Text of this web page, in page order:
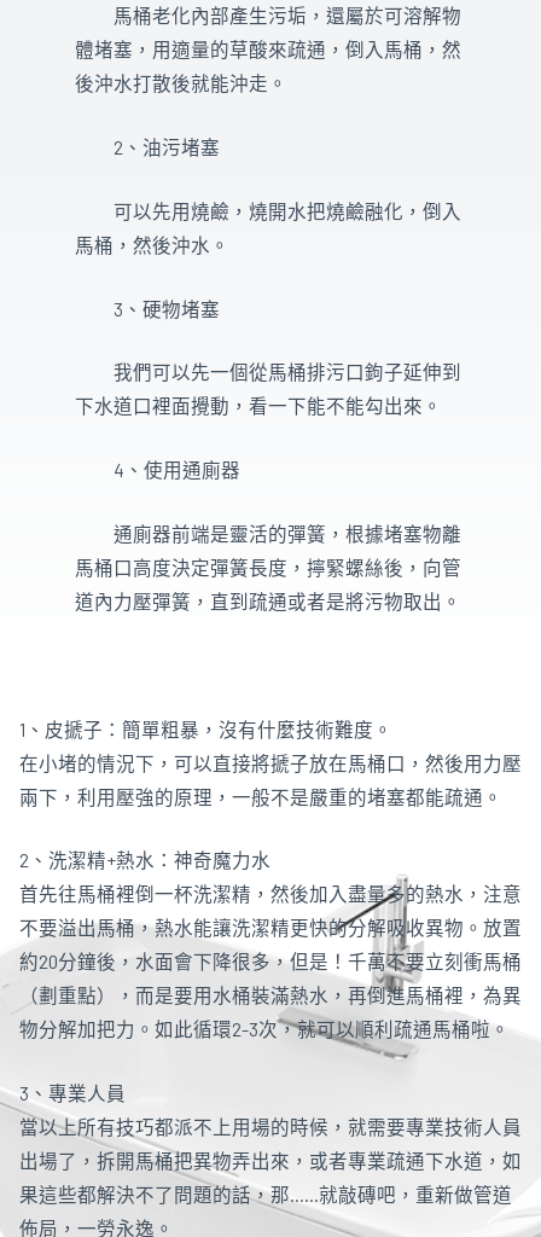
馬桶老化內部產生污垢，還屬於可溶解物
體堵塞，用適量的草酸來疏通，倒入馬桶，然
後沖水打散後就能沖走。
2、油污堵塞
可以先用燒鹼，燒開水把燒鹼融化，倒入
馬桶，然後沖水。
3、硬物堵塞
我們可以先一個從馬桶排污口鉤子延伸到
下水道口裡面攪動，看一下能不能勾出來。
4、使用通廁器
通廁器前端是靈活的彈簧，根據堵塞物離
馬桶口高度決定彈簧長度，擰緊螺絲後，向管
道內力壓彈簧，直到疏通或者是將污物取出。
1、皮搋子：簡單粗暴，沒有什麼技術難度。
在小堵的情況下，可以直接將搋子放在馬桶口，然後用力壓
兩下，利用壓強的原理，一般不是嚴重的堵塞都能疏通。
2、洗潔精+熱水：神奇魔力水
首先往馬桶裡倒一杯洗潔精，然後加入盡量多的熱水，注意
不要溢出馬桶，熱水能讓洗潔精更快的分解吸收異物。放置
約20分鐘後，水面會下降很多，但是！千萬不要立刻衝馬桶
（劃重點），而是要用水桶裝滿熱水，再倒進馬桶裡，為異
物分解加把力。如此循環2-3次，就可以順利疏通馬桶啦。
3、專業人員
當以上所有技巧都派不上用場的時候，就需要專業技術人員
出場了，拆開馬桶把異物弄出來，或者專業疏通下水道，如
果這些都解決不了問題的話，那……就敲磚吧，重新做管道
佈局，一勞永逸。